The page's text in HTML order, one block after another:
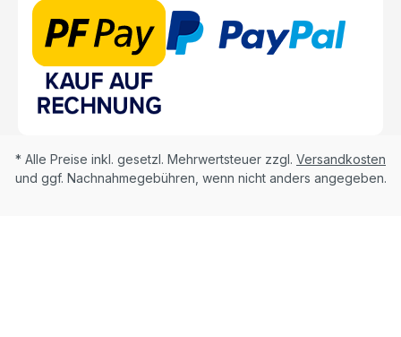
* Alle Preise inkl. gesetzl. Mehrwertsteuer zzgl. Versandkosten
und ggf. Nachnahmegebühren, wenn nicht anders angegeben.